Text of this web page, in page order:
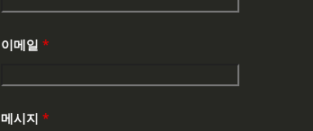
이메일 *
메시지 *